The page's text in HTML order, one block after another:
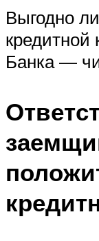
Выгодно
кредитной
Банка —